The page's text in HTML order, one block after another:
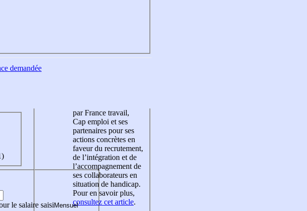
demandée
le salaire saisi
par France travail,
Cap emploi et ses
partenaires pour ses
actions concrètes en
faveur du recrutement,
de l’intégration et de
l’accompagnement de
ses collaborateurs en
situation de handicap.
Pour en savoir plus,
consultez cet article.